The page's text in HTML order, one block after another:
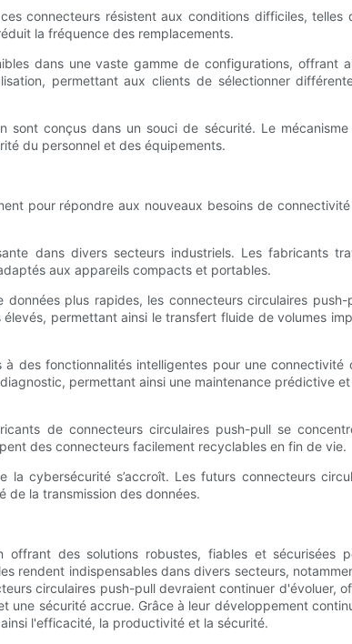
connecteurs résistent aux conditions difficiles, telles
la fréquence des remplacements.
dans une vaste gamme de configurations, offrant
permettant aux clients de sélectionner
conçus dans un souci de sécurité. Le
du personnel et des équipements.
pour répondre aux nouveaux besoins de
dans divers secteurs industriels. Les fabricants
aux appareils compacts et portables.
plus rapides, les connecteurs circulaires
permettant ainsi le transfert fluide de volumes
des fonctionnalités intelligentes pour une connectivité
permettant ainsi une maintenance prédictive
de connecteurs circulaires push-pull se
des connecteurs facilement recyclables en fin de vie.
cybersécurité s’accroît. Les futurs connecteurs
de la transmission des données.
des solutions robustes, fiables et sécurisées
rendent indispensables dans divers secteurs,
circulaires push-pull devraient continuer d'évoluer,
sécurité accrue. Grâce à leur développement
l'efficacité, la productivité et la sécurité.